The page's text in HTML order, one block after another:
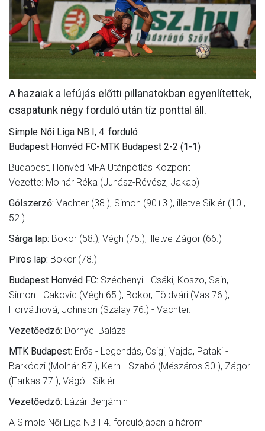
MÉRKŐZÉSEK
JELENTKEZÉS
KLUB
SZURKOLÓI ÉLMÉNYEK
A hazaiak a lefújás előtti pillanatokban egyenlítettek,
csapatunk négy forduló után tíz ponttal áll.
Simple Női Liga NB I, 4. forduló
Budapest Honvéd FC-MTK Budapest 2-2 (1-1)
Budapest, Honvéd MFA Utánpótlás Központ
Vezette: Molnár Réka (Juhász-Révész, Jakab)
Gólszerző: Vachter (38.), Simon (90+3.), illetve Siklér (10.,
52.)
Sárga lap: Bokor (58.), Végh (75.), illetve Zágor (66.)
Piros lap: Bokor (78.)
Budapest Honvéd FC: Széchenyi - Csáki, Koszo, Sain,
Simon - Cakovic (Végh 65.), Bokor, Földvári (Vas 76.),
Horváthová, Johnson (Szalay 76.) - Vachter.
Vezetőedző: Dörnyei Balázs
MTK Budapest: Erős - Legendás, Csigi, Vajda, Pataki -
Barkóczi (Molnár 87.), Kern - Szabó (Mészáros 30.), Zágor
(Farkas 77.), Vágó - Siklér.
Vezetőedző: Lázár Benjámin
A Simple Női Liga NB I 4. fordulójában a három